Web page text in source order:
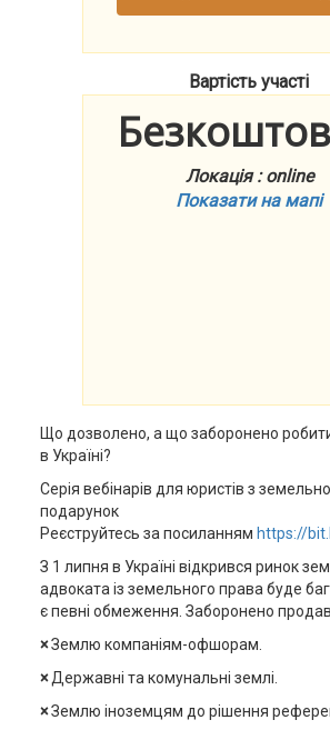
Вартість участі
Локація : online
Показати на мапі
Що дозволено, а що заборонено
в Україні?
Серія вебінарів для юристів з
подарунок
Реєструйтесь за посиланням https://
З 1 липня в Україні відкрився ринок
адвоката із земельного права буде
є певні обмеження. Заборонено
×Землю компаніям-офшорам.
×Державні та комунальні землі.
×Землю іноземцям до рішення